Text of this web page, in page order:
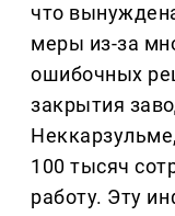
что
меры из-за
ошибочных
закрытия
100 тысяч
работу. Эту